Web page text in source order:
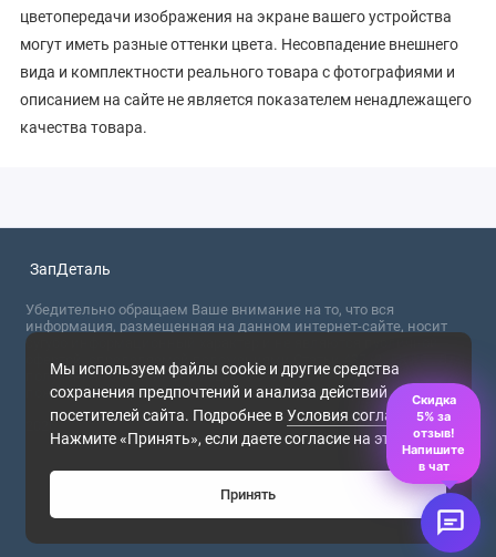
цветопередачи изображения на экране вашего устройства
могут иметь разные оттенки цвета. Несовпадение внешнего
вида и комплектности реального товара с фотографиями и
описанием на сайте не является показателем ненадлежащего
качества товара.
Мы используем файлы cookie и другие средства
сохранения предпочтений и анализа действий
посетителей сайта. Подробнее вУсловия соглашения.
Нажмите «Принять», если даете согласие на это.
Принять
ЗапДеталь
Убедительно обращаем Ваше внимание на то, что вся
информация, размещенная на данном интернет-сайте, носит
сугубо информационный характер и не являются публичной
офертой, определяемой положениями Статьи 437 (2) ГК РФ. Для
получения точной информации о стоимости товаров,
пожалуйста, обращайтесь в ближайший офис продаж.
2026
Скидка
5% за
отзыв!
Напишите
в чат